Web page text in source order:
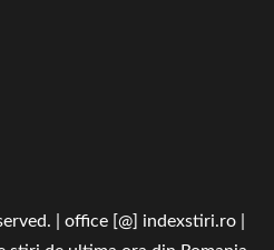
| office [@] indexstiri.ro